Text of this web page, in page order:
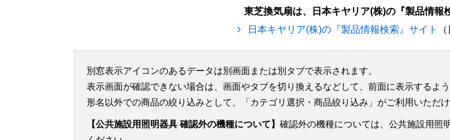
東芝換気扇は、日本キヤリア(株)の『製品情報
日本キヤリア(株)の『製品情報検索』サイト
別窓表示アイコンのあるデータは別画面または別タブで表示されます。
表示画面が確認できない場合は、画面やタブを切り換えるなどして、前面に表示するよう
形名以外での商品の絞り込みとして、「カテゴリ選択・商品絞り込み」がご利用いただけ
【公共施設用照明器具 確認外の機種について】 確認外の機種については、公共施設用照